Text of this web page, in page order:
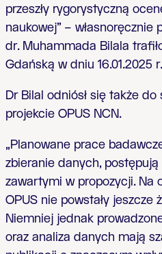
przeszły rygorystyczną
naukowej” –
dr. Muhammada Bilala
Gdańską w dniu 16.01.2025 r.
Dr Bilal odniósł się także
projekcie OPUS NCN.
„Planowane prace
zbieranie danych, postępują
zawartymi w propozycji. Na
OPUS nie powstały jeszcze
Niemniej jednak
oraz analiza danych mają